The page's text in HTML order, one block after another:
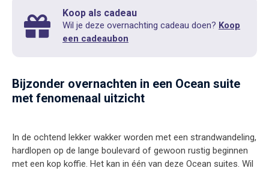
Koop als cadeau
Wil je deze overnachting cadeau doen? Koop
een cadeaubon
Bijzonder overnachten in een Ocean suite
met fenomenaal uitzicht
In de ochtend lekker wakker worden met een strandwandeling,
hardlopen op de lange boulevard of gewoon rustig beginnen
met een kop koffie. Het kan in één van deze Ocean suites. Wil